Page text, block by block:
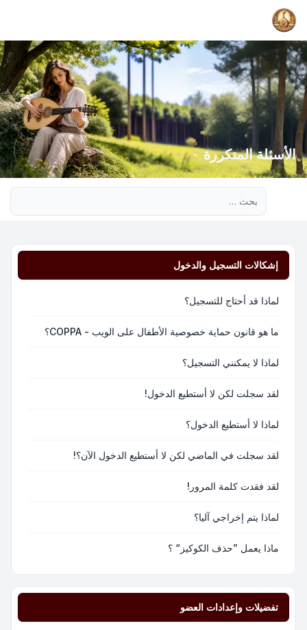
الأسئلة المتكررة
إشكالات التسجيل والدخول
لماذا قد أحتاج للتسجيل؟
ما هو قانون حماية خصوصية الأطفال على الويب - COPPA؟
لماذا لا يمكنني التسجيل؟
لقد سجلت لكن لا أستطيع الدخول!
لماذا لا أستطيع الدخول؟
لقد سجلت في الماضي لكن لا أستطيع الدخول الآن؟!
لقد فقدت كلمة المرور!
لماذا يتم إخراجي آليا؟
ماذا يعمل ”حذف الكوكيز“ ؟
تفضيلات وإعدادات العضو